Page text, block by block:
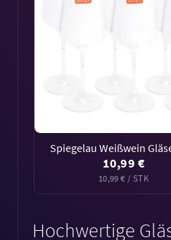
Spiegelau Weißwein
10,99 €
10,99 € / STK
Hochwertige